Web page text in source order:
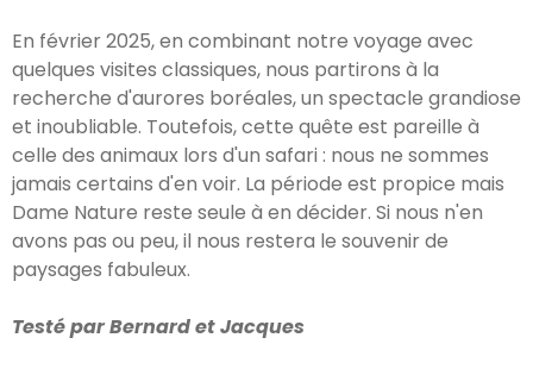
En février 2025, en combinant notre voyage avec
quelques visites classiques, nous partirons à la
recherche d'aurores boréales, un spectacle grandiose
et inoubliable. Toutefois, cette quête est pareille à
celle des animaux lors d'un safari : nous ne sommes
jamais certains d'en voir. La période est propice mais
Dame Nature reste seule à en décider. Si nous n'en
avons pas ou peu, il nous restera le souvenir de
paysages fabuleux.
Testé par Bernard et Jacques